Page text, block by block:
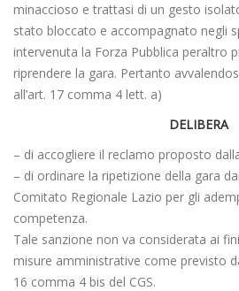
minaccioso e trattasi di un gesto
stato bloccato e accompagnato negli
intervenuta la Forza Pubblica peraltro
riprendere la gara. Pertanto
all’art. 17 comma 4 lett. a)
DELIBERA
– di accogliere il reclamo proposto
– di ordinare la ripetizione della gara
Comitato Regionale Lazio per gli
competenza.
Tale sanzione non va considerata ai
misure amministrative come previsto
16 comma 4 bis del CGS.